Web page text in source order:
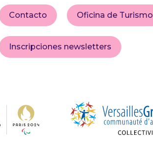
Contacto Oficina de Turismo
Inscripciones newsletters